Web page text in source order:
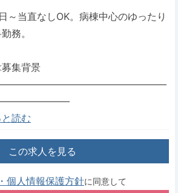
～当直なしOK。病棟中心のゆったり
務。
集背景
と読む
この求人を見る
個人情報保護方針に同意して